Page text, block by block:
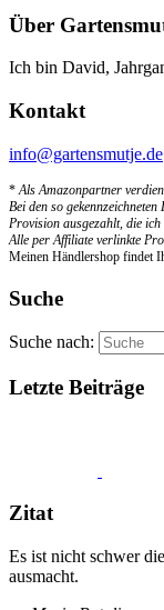
Über
Ich bin David,
Kontakt
info@gartensmutje.de
*Als Amazonpartner
Bei den so
Provision ausgezahlt, die ich
Alle per Affiliate verlinkte
Meinen Händlershop findet
Suche
Suche nach:
Letzte Beiträge
Zitat
Es ist nicht schwer
ausmacht.